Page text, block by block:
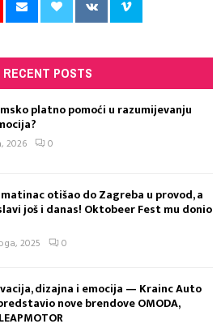
RECENT POSTS
platno pomoći u razumijevanju
2026 0
otišao do Zagreba u provod, a
još i danas! Oktobeer Fest mu donio
2025 0
dizajna i emocija — Krainc Auto
nove brendove OMODA,